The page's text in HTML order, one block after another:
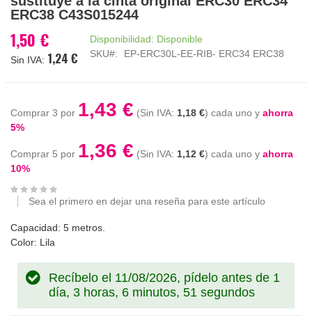
de
galería
de
ERC38 C43S015244
1,50 €
1,24 €
Disponibilidad: Disponible
SKU
EP-ERC30L-EE-RIB- ERC34 ERC38
Comprar 3 por 1,43 € 1,18 € cada uno y ahorra
5%
Comprar 5 por 1,36 € 1,12 € cada uno y ahorra
10%
Sea el primero en dejar una reseña para este artículo
Capacidad: 5 metros.
Color: Lila
Recíbelo el 11/08/2026, pídelo antes de 1
día, 3 horas, 6 minutos, 50 segundos